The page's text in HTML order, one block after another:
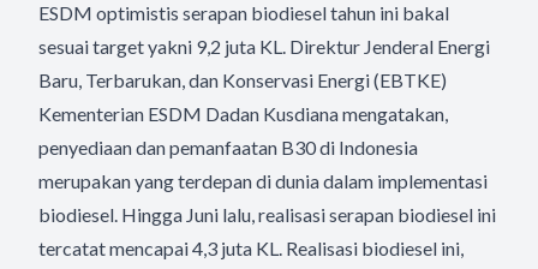
ESDM optimistis serapan biodiesel tahun ini bakal
sesuai target yakni 9,2 juta KL. Direktur Jenderal Energi
Baru, Terbarukan, dan Konservasi Energi (EBTKE)
Kementerian ESDM Dadan Kusdiana mengatakan,
penyediaan dan pemanfaatan B30 di Indonesia
merupakan yang terdepan di dunia dalam implementasi
biodiesel. Hingga Juni lalu, realisasi serapan biodiesel ini
tercatat mencapai 4,3 juta KL. Realisasi biodiesel ini,